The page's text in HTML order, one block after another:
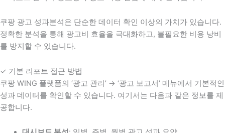
쿠팡 광고 성과분석은 단순한 데이터 확인 이상의 가치가 있습니다.
정확한 분석을 통해 광고비 효율을 극대화하고, 불필요한 비용 낭비
를 방지할 수 있습니다.
✓ 기본 리포트 접근 방법
쿠팡 WING 플랫폼의 ‘광고 관리’ → ‘광고 보고서’ 메뉴에서 기본적인
성과 데이터를 확인할 수 있습니다. 여기서는 다음과 같은 정보를 제
공합니다.